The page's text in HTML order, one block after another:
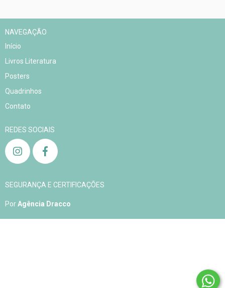
NAVEGAÇÃO
Início
Livros Literatura
Posters
Quadrinhos
Contato
REDES SOCIAIS
SEGURANÇA E CERTIFICAÇÕES
PorAgência Dracco